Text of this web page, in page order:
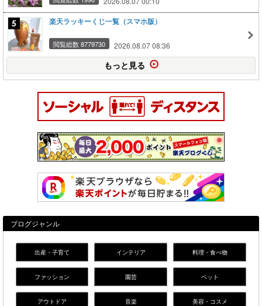
楽天ラッキーくじ一覧（スマホ版）
閲覧総数 8779730 2026.08.07 08:36
もっと見る
ブログジャンル
出産・子育て インテリア 料理・食べ物
ファッション 園芸 ペット
アウトドア 音楽 美容・コスメ